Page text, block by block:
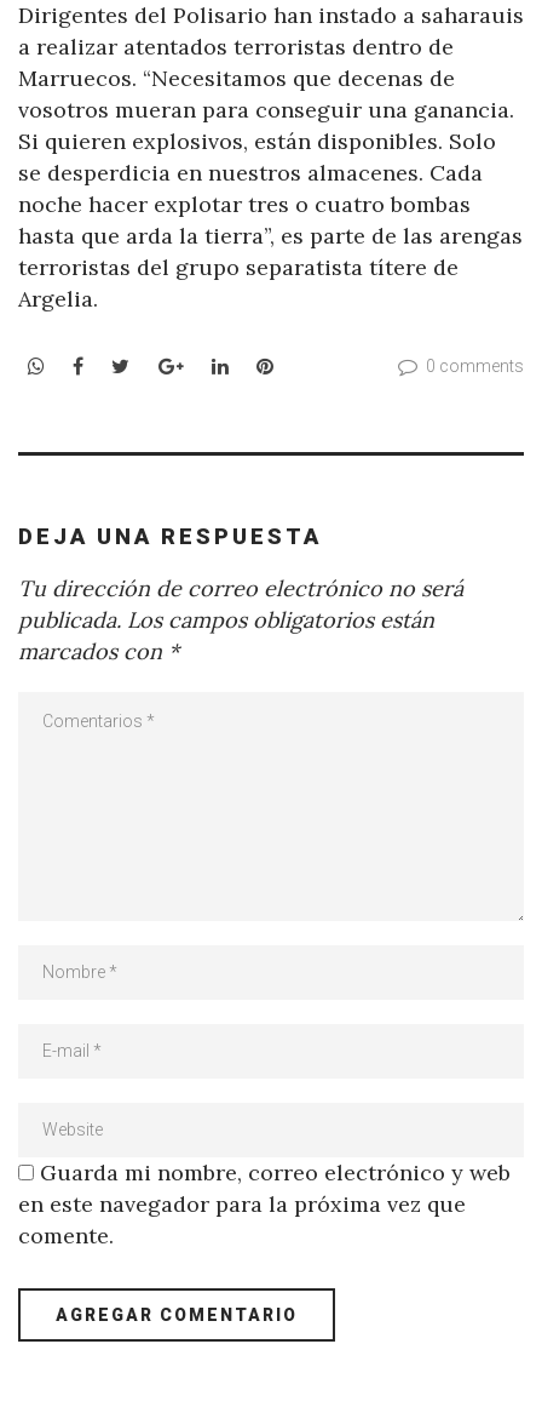
Dirigentes del Polisario han instado a saharauis
a realizar atentados terroristas dentro de
Marruecos. “Necesitamos que decenas de
vosotros mueran para conseguir una ganancia.
Si quieren explosivos, están disponibles. Solo
se desperdicia en nuestros almacenes. Cada
noche hacer explotar tres o cuatro bombas
hasta que arda la tierra”, es parte de las arengas
terroristas del grupo separatista títere de
Argelia.
WhatsApp
Facebook
TwitterGoogle+LinkedInPinterest 0 comments
DEJA UNA RESPUESTA
Tu dirección de correo electrónico no será
publicada. Los campos obligatorios están
marcados con *
Guarda mi nombre, correo electrónico y web
en este navegador para la próxima vez que
comente.